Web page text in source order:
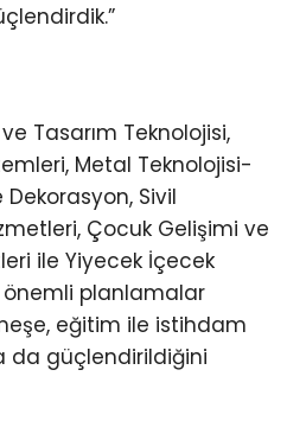
Tasarım Teknolojisi,
Metal Teknolojisi-
Dekorasyon, Sivil
Çocuk Gelişimi ve
ile Yiyecek İçecek
önemli planlamalar
eğitim ile istihdam
da güçlendirildiğini